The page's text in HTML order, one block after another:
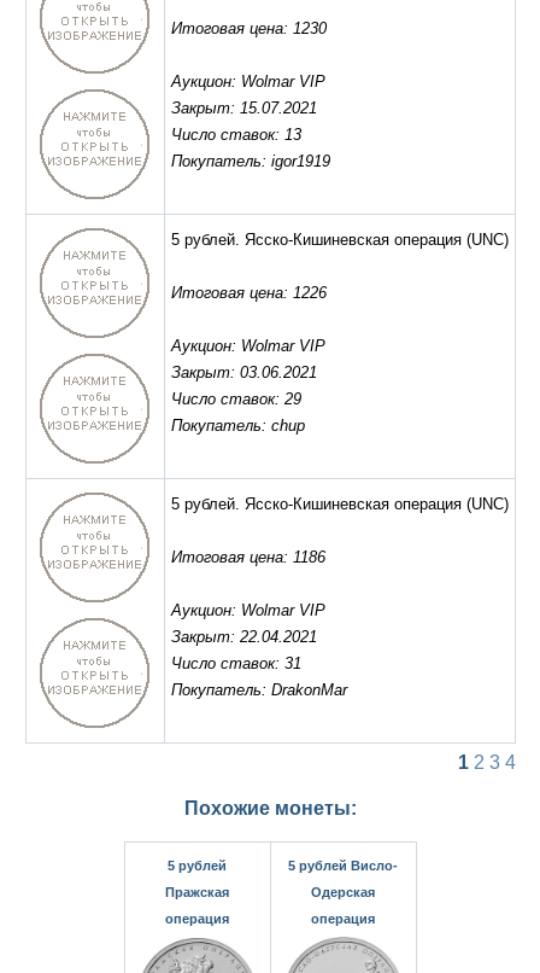
Итоговая цена: 1230
Аукцион: Wolmar VIP
Закрыт: 15.07.2021
Число ставок: 13
Покупатель: igor1919
5 рублей. Ясско-Кишиневская операция(UNC)
Итоговая цена: 1226
Аукцион: Wolmar VIP
Закрыт: 03.06.2021
Число ставок: 29
Покупатель: chup
5 рублей. Ясско-Кишиневская операция(UNC)
Итоговая цена: 1186
Аукцион: Wolmar VIP
Закрыт: 22.04.2021
Число ставок: 31
Покупатель: DrakonMar
1 2 3 4
Похожие монеты:
5 рублей
Пражская
операция
5 рублей Висло-
Одерская
операция